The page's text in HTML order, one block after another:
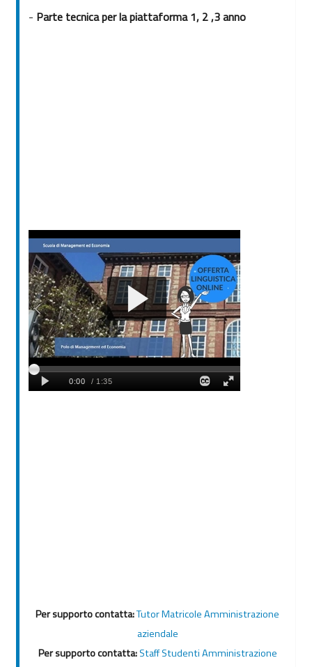
- Parte tecnica per la piattaforma 1, 2 ,3 anno
Per supporto contatta:Tutor Matricole Amministrazione
aziendale
Per supporto contatta:Staff Studenti Amministrazione